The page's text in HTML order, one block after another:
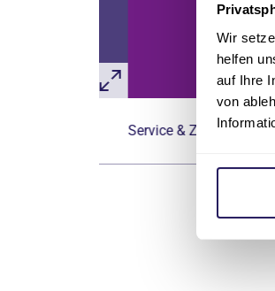
Wir
helfen
auf Ihre
von
Service & Zuwendung: